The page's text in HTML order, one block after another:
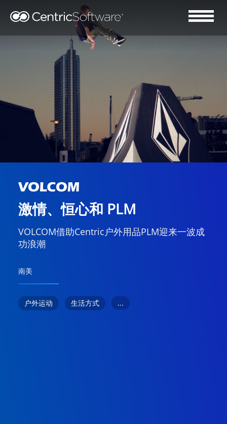
激情、恒心和 PLM
VOLCOM借助Centric户外用品PLM迎来一波成
功浪潮
南美
户外运动 生活方式 ...